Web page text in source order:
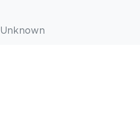
Unknown